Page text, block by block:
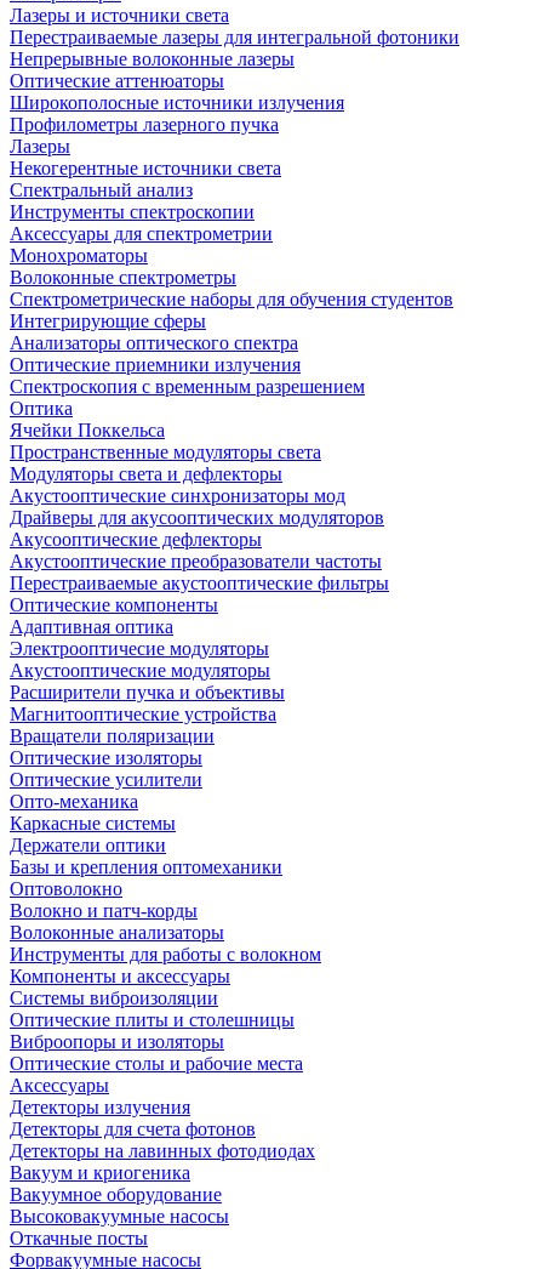
Лазеры и источники света
Перестраиваемые лазеры для интегральной фотоники
Непрерывные волоконные лазеры
Оптические аттенюаторы
Широкополосные источники излучения
Профилометры лазерного пучка
Лазеры
Некогерентные источники света
Спектральный анализ
Инструменты спектроскопии
Аксессуары для спектрометрии
Монохроматоры
Волоконные спектрометры
Спектрометрические наборы для обучения студентов
Интегрирующие сферы
Анализаторы оптического спектра
Оптические приемники излучения
Спектроскопия с временным разрешением
Оптика
Ячейки Поккельса
Пространственные модуляторы света
Модуляторы света и дефлекторы
Акустооптические синхронизаторы мод
Драйверы для акусооптических модуляторов
Акусооптические дефлекторы
Акустооптические преобразователи частоты
Перестраиваемые акустооптические фильтры
Оптические компоненты
Адаптивная оптика
Электрооптичесие модуляторы
Акустооптические модуляторы
Расширители пучка и объективы
Магнитооптические устройства
Вращатели поляризации
Оптические изоляторы
Оптические усилители
Опто-механика
Каркасные системы
Держатели оптики
Базы и крепления оптомеханики
Оптоволокно
Волокно и патч-корды
Волоконные анализаторы
Инструменты для работы с волокном
Компоненты и аксессуары
Системы виброизоляции
Оптические плиты и столешницы
Виброопоры и изоляторы
Оптические столы и рабочие места
Аксессуары
Детекторы излучения
Детекторы для счета фотонов
Детекторы на лавинных фотодиодах
Вакуум и криогеника
Вакуумное оборудование
Высоковакуумные насосы
Откачные посты
Форвакуумные насосы